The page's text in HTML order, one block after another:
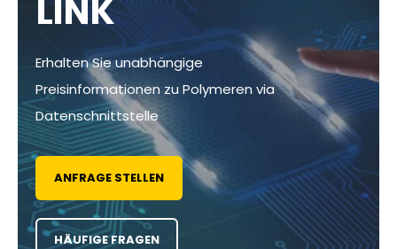
LINK
Erhalten Sie unabhängige
Preisinformationen zu Polymeren via
Datenschnittstelle
ANFRAGE STELLEN
HÄUFIGE FRAGEN